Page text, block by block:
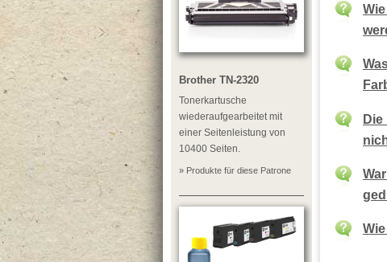
Brother TN-2320
Tonerkartusche
wiederaufgearbeitet mit
einer Seitenleistung von
10400 Seiten.
» Produkte für diese Patrone
Die